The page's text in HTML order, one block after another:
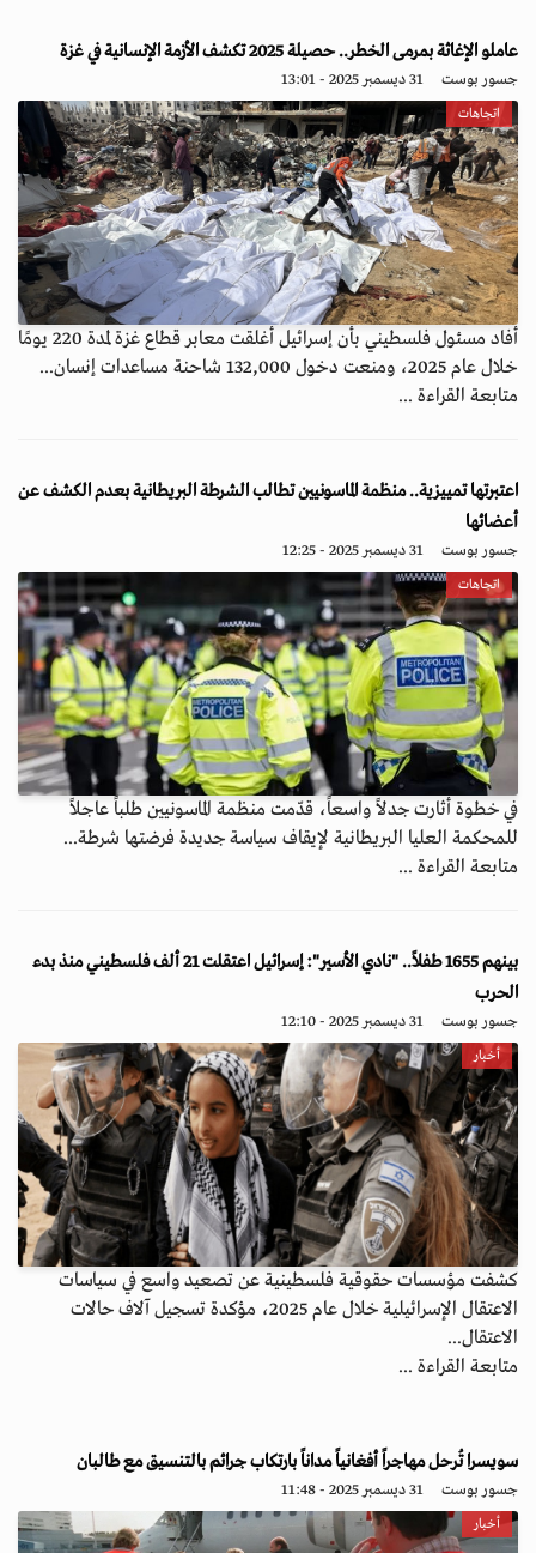
عاملو الإغاثة بمرمى الخطر.. حصيلة 2025 تكشف الأزمة الإنسانية في غزة
جسور بوست 31 ديسمبر 2025 - 13:01
اتجاهات
أفاد مسئول فلسطيني بأن إسرائيل أغلقت معابر قطاع غزة لمدة 220 يومًا
خلال عام 2025، ومنعت دخول 132,000 شاحنة مساعدات إنسان...
متابعة القراءة ...
اعتبرتها تمييزية.. منظمة الماسونيين تطالب الشرطة البريطانية بعدم الكشف عن
أعضائها
جسور بوست 31 ديسمبر 2025 - 12:25
اتجاهات
في خطوة أثارت جدلاً واسعاً، قدّمت منظمة الماسونيين طلباً عاجلاً
للمحكمة العليا البريطانية لإيقاف سياسة جديدة فرضتها شرطة...
متابعة القراءة ...
بينهم 1655 طفلاً.. "نادي الأسير": إسرائيل اعتقلت 21 ألف فلسطيني منذ بدء
الحرب
جسور بوست 31 ديسمبر 2025 - 12:10
أخبار
كشفت مؤسسات حقوقية فلسطينية عن تصعيد واسع في سياسات
الاعتقال الإسرائيلية خلال عام 2025، مؤكدة تسجيل آلاف حالات
الاعتقال...
متابعة القراءة ...
سويسرا تُرحل مهاجراً أفغانياً مداناً بارتكاب جرائم بالتنسيق مع طالبان
جسور بوست 31 ديسمبر 2025 - 11:48
أخبار